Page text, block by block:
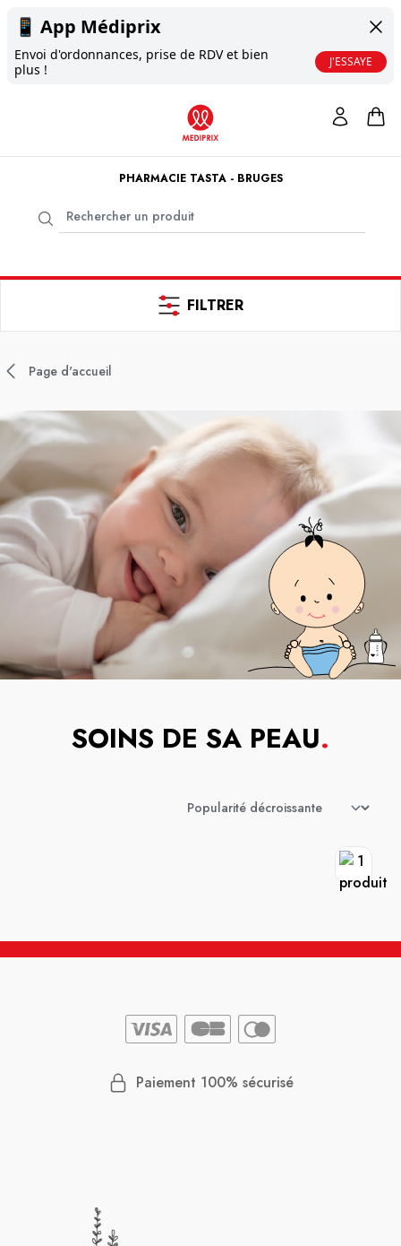
📱 App Médiprix
Envoi d'ordonnances, prise de RDV et bien
plus !
J'ESSAYE
PHARMACIE TASTA - BRUGES
FILTRER
Page d'accueil
SOINS DE SA PEAU.
Paiement 100% sécurisé